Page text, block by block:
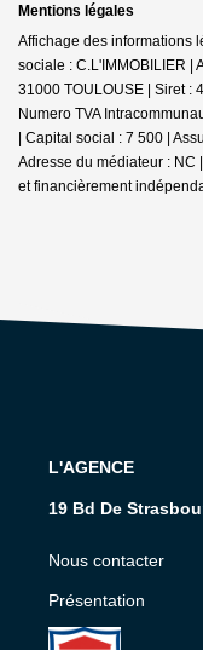
Mentions légales
Affichage des informations
sociale : C.L'IMMOBILIER |
31000 TOULOUSE | Siret :
Numero TVA
| Capital social : 7 500 |
Adresse du médiateur : NC
et financièrement
L'AGENCE
19 Bd De
Nous contacter
Présentation